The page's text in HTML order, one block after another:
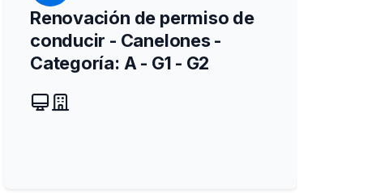
Renovación de permiso de
conducir - Canelones -
Categoría: A - G1 - G2